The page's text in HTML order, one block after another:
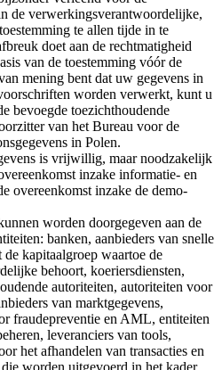
de verwerkingsverantwoordelijke,
te allen tijde in te
doet aan de rechtmatigheid
van de toestemming vóór de
mening bent dat uw gegevens in
worden verwerkt, kunt u
bevoegde toezichthoudende
van het Bureau voor de
in Polen.
is vrijwillig, maar noodzakelijk
inzake informatie- en
overeenkomst inzake de demo-
worden doorgegeven aan de
banken, aanbieders van snelle
kapitaalgroep waartoe de
behoort, koeriersdiensten,
autoriteiten, autoriteiten voor
van marktgegevens,
fraudepreventie en AML, entiteiten
leveranciers van tools,
het afhandelen van transacties en
worden uitgevoerd in het kader